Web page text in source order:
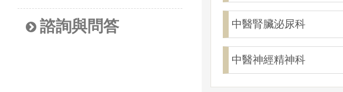
諮詢與問答 中醫腎臟泌尿科
中醫神經精神科